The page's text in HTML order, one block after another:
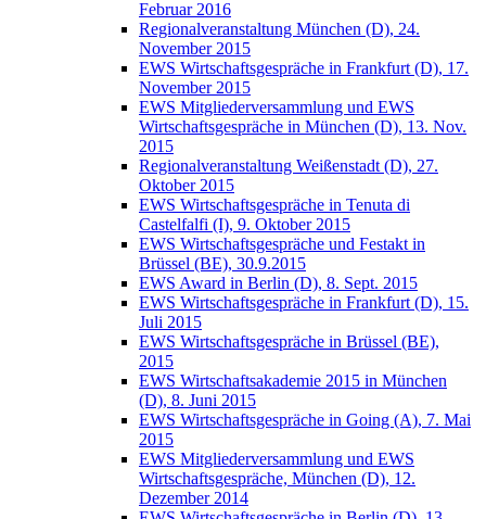
Februar 2016
Regionalveranstaltung München (D), 24.
November 2015
EWS Wirtschaftsgespräche in Frankfurt (D), 17.
November 2015
EWS Mitgliederversammlung und EWS
Wirtschaftsgespräche in München (D), 13. Nov.
2015
Regionalveranstaltung Weißenstadt (D), 27.
Oktober 2015
EWS Wirtschaftsgespräche in Tenuta di
Castelfalfi (I), 9. Oktober 2015
EWS Wirtschaftsgespräche und Festakt in
Brüssel (BE), 30.9.2015
EWS Award in Berlin (D), 8. Sept. 2015
EWS Wirtschaftsgespräche in Frankfurt (D), 15.
Juli 2015
EWS Wirtschaftsgespräche in Brüssel (BE),
2015
EWS Wirtschaftsakademie 2015 in München
(D), 8. Juni 2015
EWS Wirtschaftsgespräche in Going (A), 7. Mai
2015
EWS Mitgliederversammlung und EWS
Wirtschaftsgespräche, München (D), 12.
Dezember 2014